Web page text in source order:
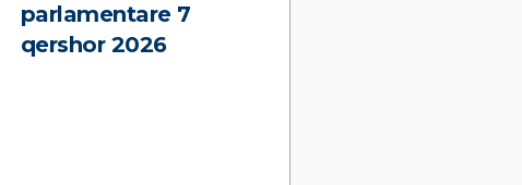
parlamentare 7
qershor 2026